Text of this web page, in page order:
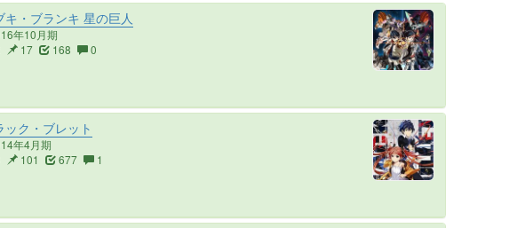
・ブランキ 星の巨人
年10月期
17 168 0
ク・ブレット
年4月期
101 677 1